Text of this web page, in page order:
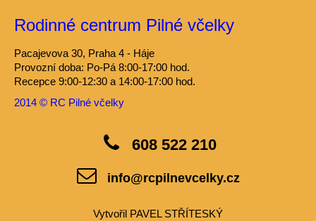
Rodinné centrum Pilné včelky
Pacajevova 30, Praha 4 - Háje
Provozní doba: Po-Pá 8:00-17:00 hod.
Recepce 9:00-12:30 a 14:00-17:00 hod.
2014 © RC Pilné včelky
608 522 210
info@rcpilnevcelky.cz
Vytvořil PAVEL STŘÍTESKÝ